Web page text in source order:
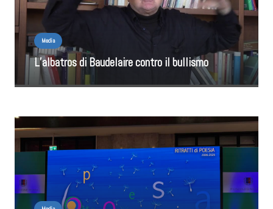
Media
L’albatros di Baudelaire contro il bullismo